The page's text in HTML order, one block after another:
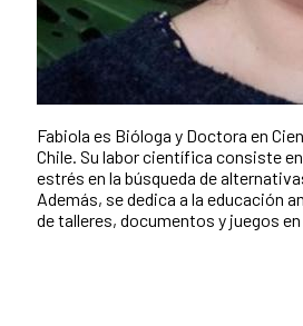
Fabiola es Bióloga y Doctora en
Chile. Su labor científica consiste
estrés en la búsqueda de
Además, se dedica a la educación
de talleres, documentos y juegos